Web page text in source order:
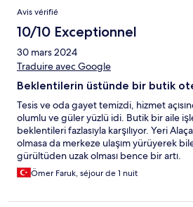
Avis vérifié
10/10 Exceptionnel
30 mars 2024
Traduire avec Google
Beklentilerin üstünde bir butik
Tesis ve oda gayet temizdi, hizmet
olumlu ve güler yüzlü idi. Butik bir aile
beklentileri fazlasıyla karşılıyor. Yeri
olmasa da merkeze ulaşım yürüyerek
gürültüden uzak olması bence bir artı.
Ömer Faruk, séjour de 1 nuit